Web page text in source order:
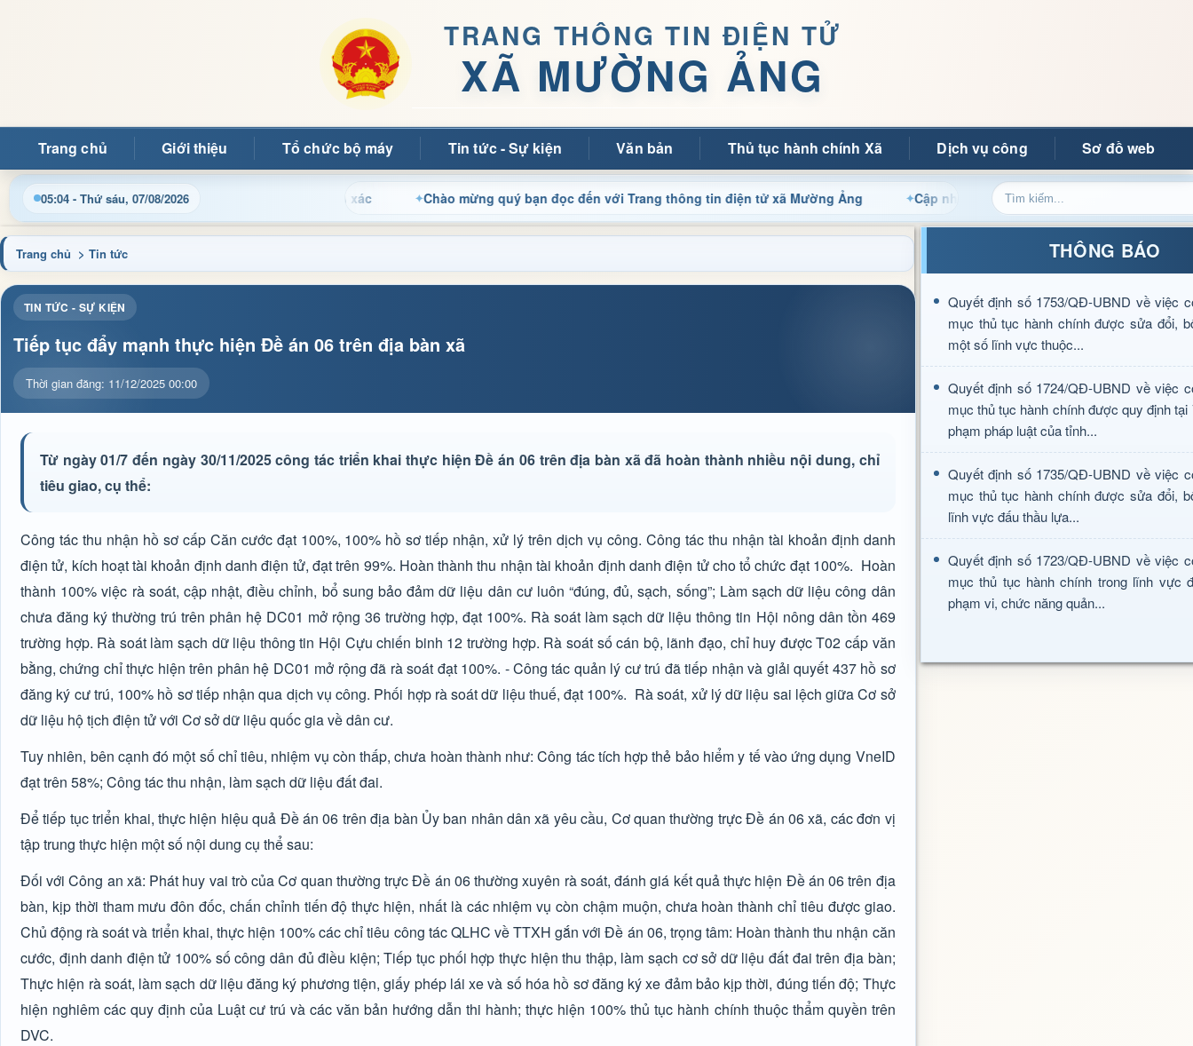
TRANG THÔNG TIN ĐIỆN TỬ
XÃ MƯỜNG ẢNG
Trang chủ Giới thiệu Tổ chức bộ máy Tin tức - Sự kiện Văn bản Thủ tục hành chính Xã Dịch vụ công Sơ đồ web
05:04 - Thứ sáu, 07/08/2026 Chào mừng quý bạn đọc đến với Trang thông tin điện tử xã Mường Ảng Cập nhật thông tin điều hành, thủ tục hành chính và
Trang chủ > Tin tức
TIN TỨC - SỰ KIỆN
Tiếp tục đẩy mạnh thực hiện Đề án 06 trên địa bàn xã
Thời gian đăng: 11/12/2025 00:00
Từ ngày 01/7 đến ngày 30/11/2025 công tác triển khai thực hiện Đề án 06 trên địa bàn xã đã hoàn thành nhiều nội dung, chỉ
tiêu giao, cụ thể:
Công tác thu nhận hồ sơ cấp Căn cước đạt 100%, 100% hồ sơ tiếp nhận, xử lý trên dịch vụ công. Công tác thu nhận tài khoản định danh
điện tử, kích hoạt tài khoản định danh điện tử, đạt trên 99%. Hoàn thành thu nhận tài khoản định danh điện tử cho tổ chức đạt 100%. Hoàn
thành 100% việc rà soát, cập nhật, điều chỉnh, bổ sung bảo đảm dữ liệu dân cư luôn “đúng, đủ, sạch, sống”; Làm sạch dữ liệu công dân
chưa đăng ký thường trú trên phân hệ DC01 mở rộng 36 trường hợp, đạt 100%. Rà soát làm sạch dữ liệu thông tin Hội nông dân tồn 469
trường hợp. Rà soát làm sạch dữ liệu thông tin Hội Cựu chiến binh 12 trường hợp. Rà soát số cán bộ, lãnh đạo, chỉ huy được T02 cấp văn
bằng, chứng chỉ thực hiện trên phân hệ DC01 mở rộng đã rà soát đạt 100%. - Công tác quản lý cư trú đã tiếp nhận và giải quyết 437 hồ sơ
đăng ký cư trú, 100% hồ sơ tiếp nhận qua dịch vụ công. Phối hợp rà soát dữ liệu thuế, đạt 100%. Rà soát, xử lý dữ liệu sai lệch giữa Cơ sở
dữ liệu hộ tịch điện tử với Cơ sở dữ liệu quốc gia về dân cư.
Tuy nhiên, bên cạnh đó một số chỉ tiêu, nhiệm vụ còn thấp, chưa hoàn thành như: Công tác tích hợp thẻ bảo hiểm y tế vào ứng dụng VneID
đạt trên 58%; Công tác thu nhận, làm sạch dữ liệu đất đai.
Để tiếp tục triển khai, thực hiện hiệu quả Đề án 06 trên địa bàn Ủy ban nhân dân xã yêu cầu, Cơ quan thường trực Đề án 06 xã, các đơn vị
tập trung thực hiện một số nội dung cụ thể sau:
Đối với Công an xã: Phát huy vai trò của Cơ quan thường trực Đề án 06 thường xuyên rà soát, đánh giá kết quả thực hiện Đề án 06 trên địa
bàn, kịp thời tham mưu đôn đốc, chấn chỉnh tiến độ thực hiện, nhất là các nhiệm vụ còn chậm muộn, chưa hoàn thành chỉ tiêu được giao.
Chủ động rà soát và triển khai, thực hiện 100% các chỉ tiêu công tác QLHC về TTXH gắn với Đề án 06, trọng tâm: Hoàn thành thu nhận căn
cước, định danh điện tử 100% số công dân đủ điều kiện; Tiếp tục phối hợp thực hiện thu thập, làm sạch cơ sở dữ liệu đất đai trên địa bàn;
Thực hiện rà soát, làm sạch dữ liệu đăng ký phương tiện, giấy phép lái xe và số hóa hồ sơ đăng ký xe đảm bảo kịp thời, đúng tiến độ; Thực
hiện nghiêm các quy định của Luật cư trú và các văn bản hướng dẫn thi hành; thực hiện 100% thủ tục hành chính thuộc thẩm quyền trên
DVC.
THÔNG BÁO
Quyết định số 1753/QĐ-UBND về việc
mục thủ tục hành chính được sửa đổi,
một số lĩnh vực thuộc...
Quyết định số 1724/QĐ-UBND về việc
mục thủ tục hành chính được quy định tại
phạm pháp luật của tỉnh...
Quyết định số 1735/QĐ-UBND về việc
mục thủ tục hành chính được sửa đổi,
lĩnh vực đấu thầu lựa...
Quyết định số 1723/QĐ-UBND về việc
mục thủ tục hành chính trong lĩnh vực
phạm vi, chức năng quản...